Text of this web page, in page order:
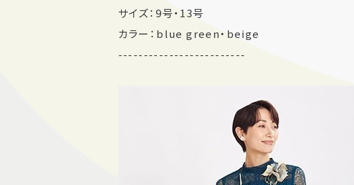
サイズ：9号・13号
カラー：blue green・beige
-------------------------